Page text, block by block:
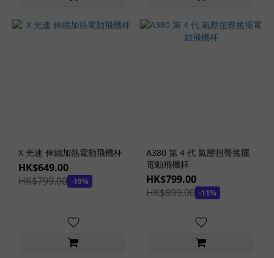
X 光速 伸縮加熱電動飛機杯
HK$649.00
HK$799.00 -19%
A380 第 4 代 氣壓扭臀搖擺
電動飛機杯
HK$799.00
HK$899.00 -11%